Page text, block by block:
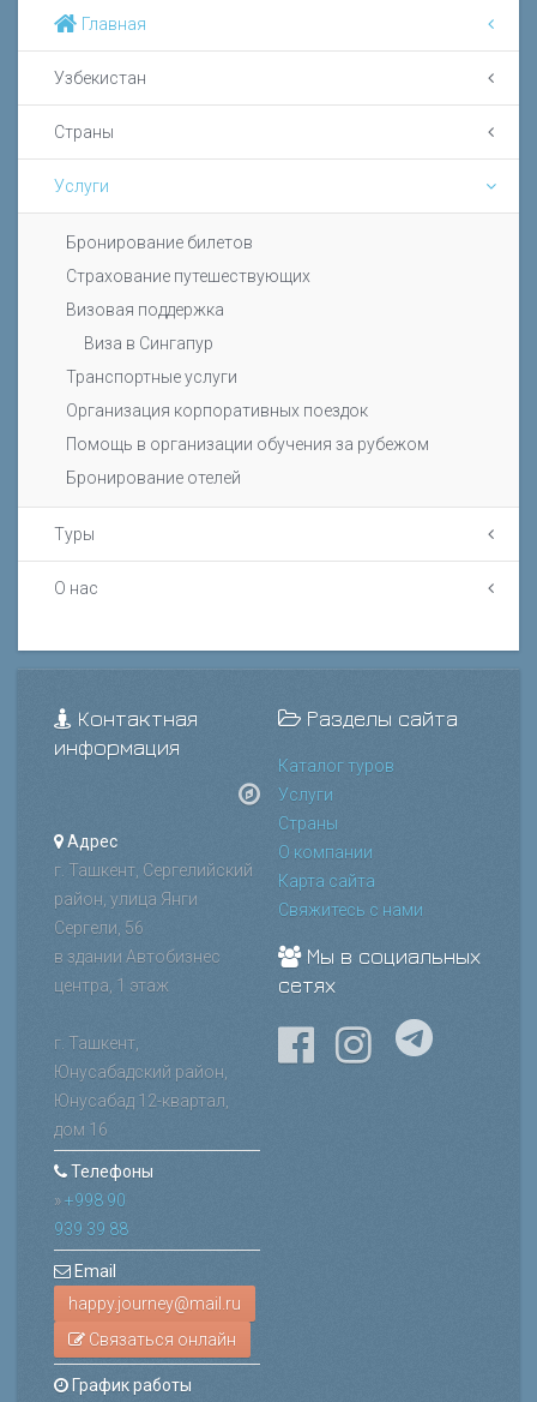
Главная
Узбекистан
Страны
Услуги
Бронирование билетов
Страхование путешествующих
Визовая поддержка
Виза в Сингапур
Транспортные услуги
Организация корпоративных поездок
Помощь в организации обучения за рубежом
Бронирование отелей
Туры
О нас
Контактная
информация
Адрес
г. Ташкент, Сергелийский
район, улица Янги
Сергели, 56
в здании Автобизнес
центра, 1 этаж
г. Ташкент,
Юнусабадский район,
Юнусабад 12-квартал,
дом 16
Телефоны
»+998 90
939 39 88
Email
Связаться онлайн
График работы
Разделы сайта
Каталог туров
Услуги
Страны
О компании
Карта сайта
Свяжитесь с нами
Мы в социальных
сетях